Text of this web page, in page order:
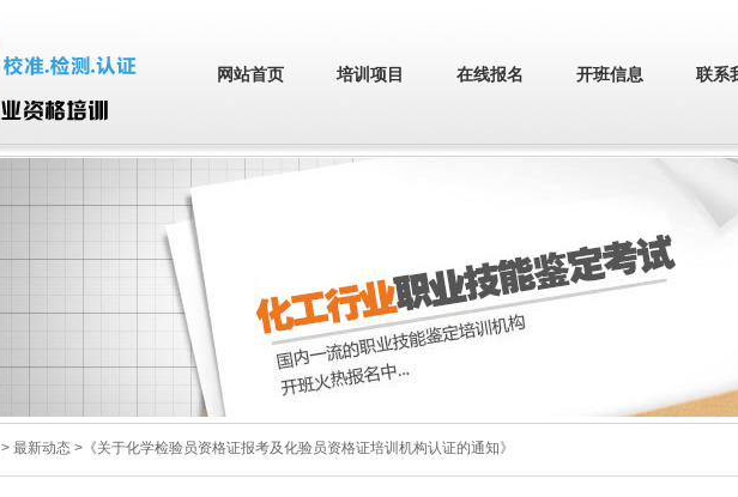
网站首页 培训项目 在线报名 开班信息 联系
> 最新动态 >《关于化学检验员资格证报考及化验员资格证培训机构认证的通知》